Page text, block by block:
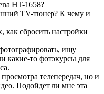
HT-1658?
TV-тюнер? К чему и
сбросить настройки
ищу
какие-то фотокурсы для
телепередач, но и
Подойдет ли мне эта